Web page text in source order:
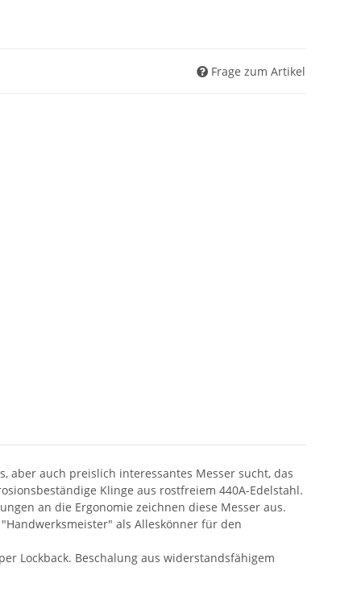
Frage zum Artikel
aber auch preislich interessantes Messer sucht, das
Klinge aus rostfreiem 440A-Edelstahl.
an die Ergonomie zeichnen diese Messer aus.
als Alleskönner für den
Lockback. Beschalung aus widerstandsfähigem